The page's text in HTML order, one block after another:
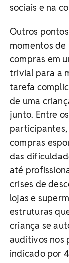
sociais e na
Outros
momentos de
compras em
trivial para a
tarefa
de uma
junto. Entre
participantes,
compras
das
até
crises de
lojas e
estruturas
criança se
auditivos nos
indicado por